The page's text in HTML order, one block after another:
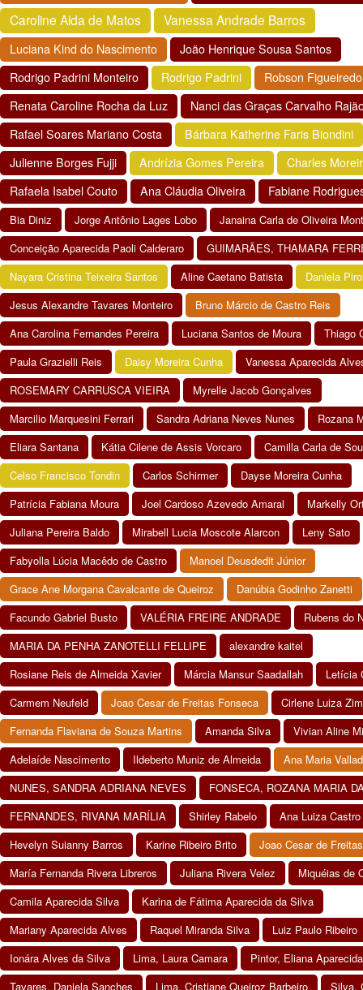
Caroline Alda de Matos
Vanessa Andrade Barros
Luciana Kind do Nascimento
João Henrique Sousa Santos
Rodrigo Padrini Monteiro
Rodrigo Padrini
Robson
Renata Caroline Rocha da Luz
Nanci das Graças Carvalho
Rafael Soares Mariano Costa
Bárbara Katherine Faris Biondini
Julienne Borges Fujji
Andrízia Gomes Pereira
Charles
Rafaela Isabel Couto
Ana Cláudia Oliveira Fabiane
Bia Diniz Jorge Antônio Lages Lobo
Janaina Carla de Oliveira
Conceição Aparecida Paoli Calderaro
GUIMARÃES, THAMARA
Nayara Cristina Teixeira Santos
Aline Caetano Batista
Daniela
Jesus Alexandre Tavares Monteiro
Bruno Márcio de Castro Reis
Ana Carolina Fernandes Pereira
Luciana Santos de Moura
Thiago
Paula Grazielli Reis
Daisy Moreira Cunha
Vanessa Aparecida
ROSEMARY CARRUSCA VIEIRA
Myrelle Jacob Gonçalves
Marcilio Marquesini Ferrari
Sandra Adriana Neves Nunes
Rozana
Eliara Santana
Kátia Cilene de Assis Vorcaro
Camilla Carla de
Celso Francisco Tondin
Carlos Schirmer
Dayse Moreira Cunha
Patrícia Fabiana Moura
Joel Cardoso Azevedo Amaral
Markelly
Juliana Pereira Baldo
Mirabell Lucia Moscote Alarcon
Leny Sato
Fabyolla Lúcia Macêdo de Castro
Manoel Deusdedit Júnior
Grace Ane Morgana Cavalcante de Queiroz
Danúbia Godinho Zanetti
Facundo Gabriel Busto
VALÉRIA FREIRE ANDRADE
Rubens do
MARIA DA PENHA ZANOTELLI FELLIPE
alexandre kaitel
Rosiane Reis de Almeida Xavier
Márcia Mansur Saadallah
Letícia
Carmem Neufeld
Joao Cesar de Freitas Fonseca
Cirlene Luiza
Fernanda Flaviana de Souza Martins
Amanda Silva
Vivian Aline
Adelaíde Nascimento
Ildeberto Muniz de Almeida
Ana Maria
NUNES, SANDRA ADRIANA NEVES
FONSECA, ROZANA MARIA
FERNANDES, RIVANA MARÍLIA
Shirley Rabelo
Ana Luiza
Hevelyn Suianny Barros
Karine Ribeiro Brito
Joao Cesar de
María Fernanda Rivera Libreros
Juliana Rivera Velez
Miquéias de
Camila Aparecida Silva
Karina de Fátima Aparecida da Silva
Mariany Aparecida Alves
Raquel Miranda Silva
Luiz Paulo Ribeiro
Ionára Alves da Silva
Lima, Laura Camara
Pintor, Eliana
Tavares, Daniela Sanches
Lima, Cristiane Queiroz Barbeiro Silva,